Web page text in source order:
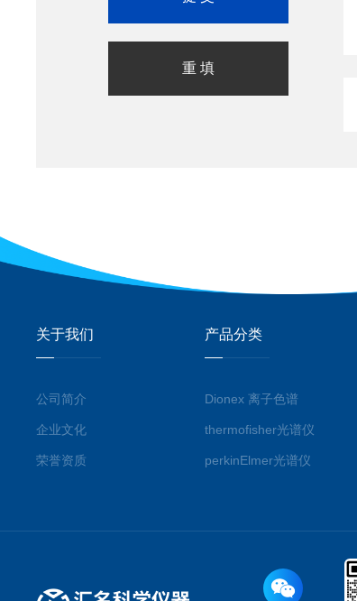
关于我们
公司简介
企业文化
荣誉资质
产品分类
Dionex 离子色谱
thermofisher光谱仪
perkinElmer光谱仪